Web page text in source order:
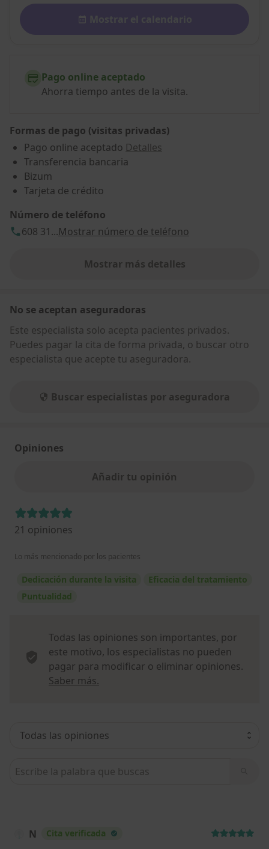
Disponibilidad
Mostrar el calendario
Pago online aceptado
Ahorra tiempo antes de la visita.
Formas de pago (visitas privadas)
Pago online aceptado Detalles
Transferencia bancaria
Bizum
Tarjeta de crédito
Número de teléfono
608 31...Mostrar número de teléfono
Mostrar más detalles
sobre la dirección
No se aceptan aseguradoras
Este especialista solo acepta pacientes privados.
Puedes pagar la cita de forma privada, o buscar otro
especialista que acepte tu aseguradora.
Buscar especialistas por aseguradora
Opiniones
Añadir tu opinión
21 opiniones
Lo más mencionado por los pacientes
Dedicación durante la visita
Eficacia del tratamiento
Puntualidad
Todas las opiniones son importantes, por
este motivo, los especialistas no pueden
pagar para modificar o eliminar opiniones.
Saber más.
Busca en opiniones
N Cita verificada